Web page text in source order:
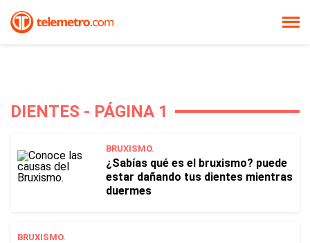
DIENTES - PÁGINA 1
BRUXISMO.
¿Sabías qué es el bruxismo? puede
estar dañando tus dientes mientras
duermes
BRUXISMO.